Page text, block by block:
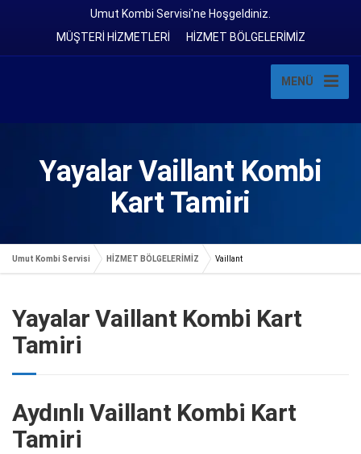
Umut Kombi Servisi'ne Hoşgeldiniz.
MÜŞTERİ HİZMETLERİ
HİZMET BÖLGELERİMİZ
MENÜ
Yayalar Vaillant Kombi
Kart Tamiri
Umut Kombi Servisi HİZMET BÖLGELERİMİZ Vaillant
Yayalar Vaillant Kombi Kart
Tamiri
Aydınlı Vaillant Kombi Kart
Tamiri